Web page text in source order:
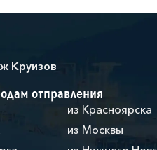
Круизов
отправления
из Красноярска
из Москвы